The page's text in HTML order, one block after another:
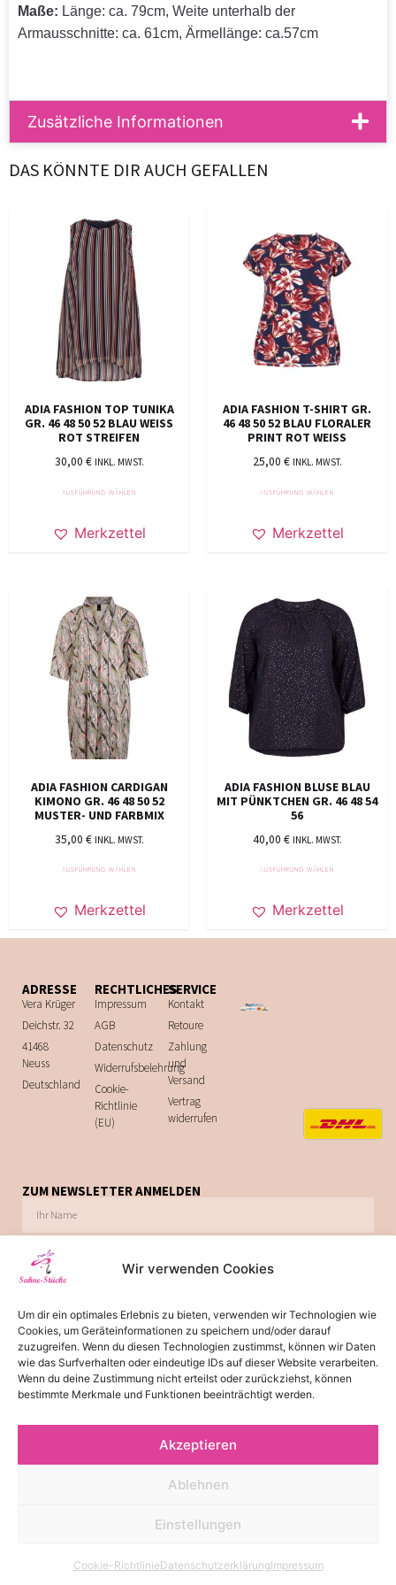
Wir verwenden Cookies
Um dir ein optimales Erlebnis zu bieten, verwenden wir Technologien wie
Cookies, um Geräteinformationen zu speichern und/oder darauf
zuzugreifen. Wenn du diesen Technologien zustimmst, können wir Daten
wie das Surfverhalten oder eindeutige IDs auf dieser Website verarbeiten.
Wenn du deine Zustimmung nicht erteilst oder zurückziehst, können
bestimmte Merkmale und Funktionen beeinträchtigt werden.
Akzeptieren
Ablehnen
Einstellungen
Cookie-RichtlinieDatenschutzerklärungImpressum
Maße: Länge: ca. 79cm, Weite unterhalb der
Armausschnitte: ca. 61cm, Ärmellänge: ca.57cm
Zusätzliche Informationen
DAS KÖNNTE DIR AUCH GEFALLEN
ADIA FASHION TOP TUNIKA
GR. 46 48 50 52 BLAU WEISS
ROT STREIFEN
30,00 € INKL. MWST.
AUSFÜHRUNG WÄHLEN
Merkzettel
ADIA FASHION T-SHIRT GR.
46 48 50 52 BLAU FLORALER
PRINT ROT WEISS
25,00 € INKL. MWST.
AUSFÜHRUNG WÄHLEN
Merkzettel
ADIA FASHION CARDIGAN
KIMONO GR. 46 48 50 52
MUSTER- UND FARBMIX
35,00 € INKL. MWST.
AUSFÜHRUNG WÄHLEN
Merkzettel
ADIA FASHION BLUSE BLAU
MIT PÜNKTCHEN GR. 46 48 54
56
40,00 € INKL. MWST.
AUSFÜHRUNG WÄHLEN
Merkzettel
ADRESSE
Vera Krüger
Deichstr. 32
41468
Neuss
Deutschland
RECHTLICHES
Impressum
AGB
Datenschutz
Widerrufsbelehrung
Cookie-
Richtlinie
(EU)
SERVICE
Kontakt
Retoure
Zahlung
und
Versand
Vertrag
widerrufen
ZUM NEWSLETTER ANMELDEN
Angebote per E-Mail informiert werden. Diese Einwilligung kann jederzeit via E-Mail
widerrufen werden.
JETZT ABONNIEREN
Die Lieferzeit von 2-3 Tagen gilt für Lieferungen innerhalb
Deutschland. Bitte beachten Sie, dass es bei Lieferungen ins Ausland
zu einer Lieferzeit von 3-5 Tagen kommen kann.
© 2026 - Alle Rechte reserviert